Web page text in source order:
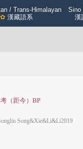
/ Trans-Himalayan
✿ 漢藏語系
Sino
漢
（距今）BP
Song&Xie&Li&Li2019